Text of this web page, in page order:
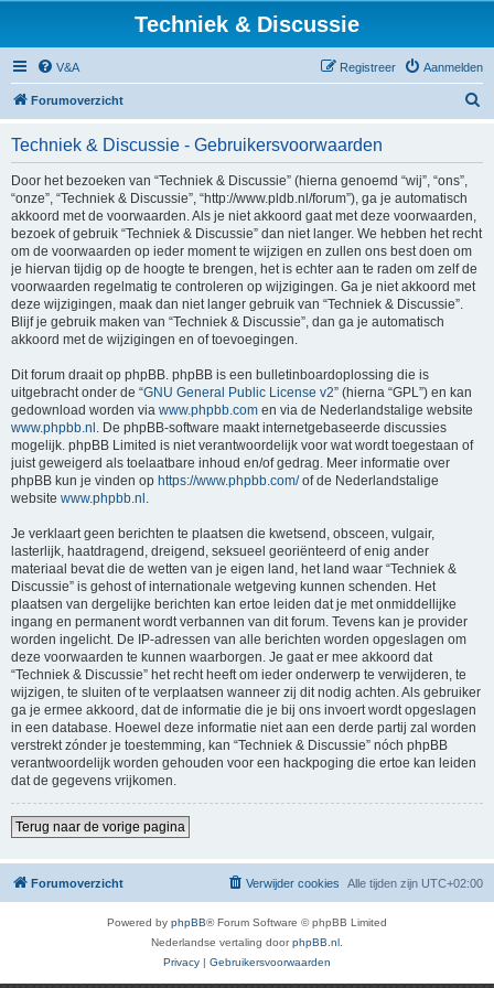
Techniek & Discussie
V&A Aanmelden
Registreer
Forumoverzicht
Techniek & Discussie - Gebruikersvoorwaarden
Door het bezoeken van “Techniek & Discussie” (hierna genoemd “wij”, “ons”,
“onze”, “Techniek & Discussie”, “http://www.pldb.nl/forum”), ga je automatisch
akkoord met de voorwaarden. Als je niet akkoord gaat met deze voorwaarden,
bezoek of gebruik “Techniek & Discussie” dan niet langer. We hebben het recht
om de voorwaarden op ieder moment te wijzigen en zullen ons best doen om
je hiervan tijdig op de hoogte te brengen, het is echter aan te raden om zelf de
voorwaarden regelmatig te controleren op wijzigingen. Ga je niet akkoord met
deze wijzigingen, maak dan niet langer gebruik van “Techniek & Discussie”.
Blijf je gebruik maken van “Techniek & Discussie”, dan ga je automatisch
akkoord met de wijzigingen en of toevoegingen.
Dit forum draait op phpBB. phpBB is een bulletinboardoplossing die is
uitgebracht onder de “GNU General Public License v2” (hierna “GPL”) en kan
gedownload worden via www.phpbb.com en via de Nederlandstalige website
www.phpbb.nl . De phpBB-software maakt internetgebaseerde discussies
mogelijk. phpBB Limited is niet verantwoordelijk voor wat wordt toegestaan of
juist geweigerd als toelaatbare inhoud en/of gedrag. Meer informatie over
phpBB kun je vinden op https://www.phpbb.com/of de Nederlandstalige
website www.phpbb.nl .
Je verklaart geen berichten te plaatsen die kwetsend, obsceen, vulgair,
lasterlijk, haatdragend, dreigend, seksueel georiënteerd of enig ander
materiaal bevat die de wetten van je eigen land, het land waar “Techniek &
Discussie” is gehost of internationale wetgeving kunnen schenden. Het
plaatsen van dergelijke berichten kan ertoe leiden dat je met onmiddellijke
ingang en permanent wordt verbannen van dit forum. Tevens kan je provider
worden ingelicht. De IP-adressen van alle berichten worden opgeslagen om
deze voorwaarden te kunnen waarborgen. Je gaat er mee akkoord dat
“Techniek & Discussie” het recht heeft om ieder onderwerp te verwijderen, te
wijzigen, te sluiten of te verplaatsen wanneer zij dit nodig achten. Als gebruiker
ga je ermee akkoord, dat de informatie die je bij ons invoert wordt opgeslagen
in een database. Hoewel deze informatie niet aan een derde partij zal worden
verstrekt zónder je toestemming, kan “Techniek & Discussie” nóch phpBB
verantwoordelijk worden gehouden voor een hackpoging die ertoe kan leiden
dat de gegevens vrijkomen.
Terug naar de vorige pagina
Forumoverzicht Alle tijden zijn UTC+02:00
Verwijder cookies
Powered by phpBB® Forum Software © phpBB Limited
Nederlandse vertaling doorphpBB.nl
Privacy | Gebruikersvoorwaarden